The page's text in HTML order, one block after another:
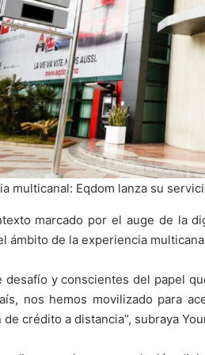
multicanal: Eqdom lanza su
marcado por el auge de la
ámbito de la experiencia
desafío y conscientes del papel
nos hemos movilizado para
crédito a distancia”, subraya